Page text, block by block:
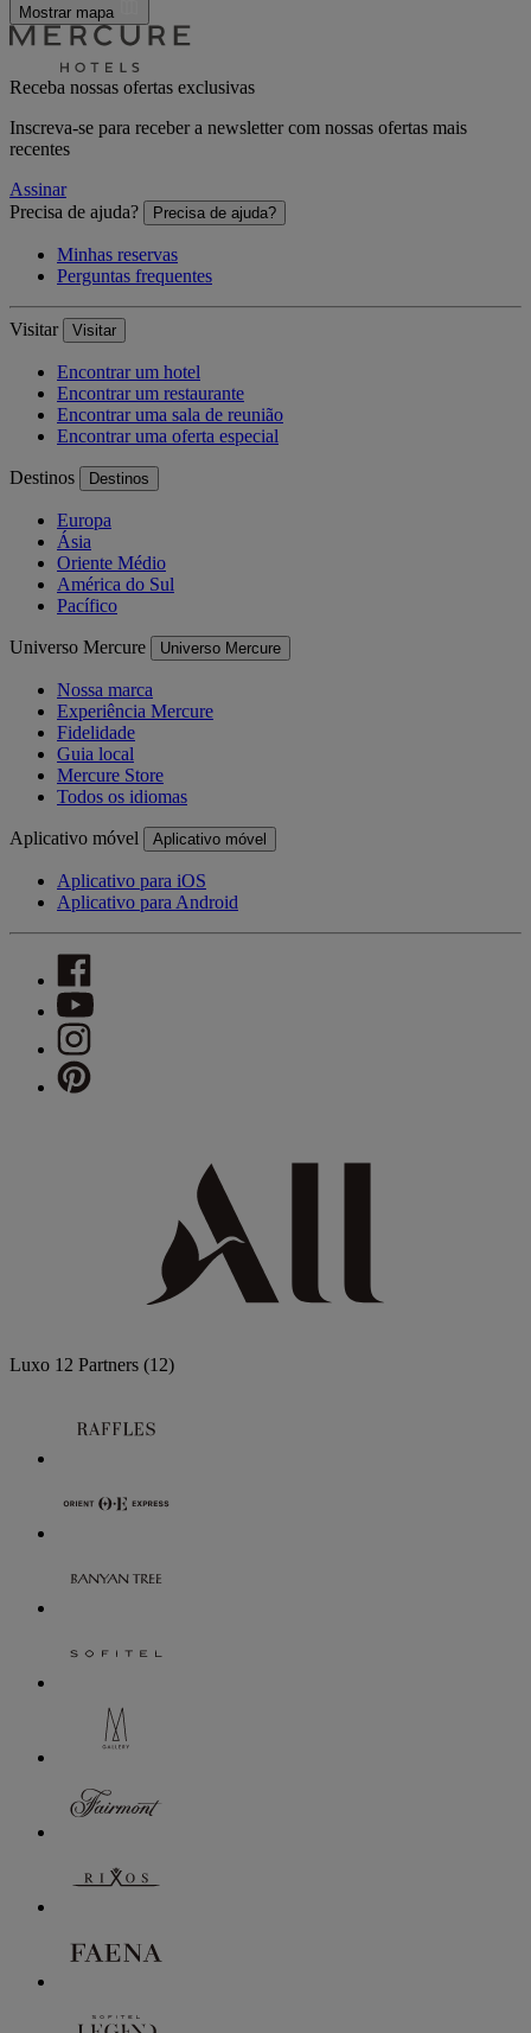
Mostrar mapa
Receba nossas ofertas exclusivas
Inscreva-se para receber a newsletter com nossas ofertas mais
recentes
Assinar
Precisa de ajuda?
Precisa de ajuda?
Minhas reservas
Perguntas frequentes
Visitar Visitar
Encontrar um hotel
Encontrar um restaurante
Encontrar uma sala de reunião
Encontrar uma oferta especial
Destinos Destinos
Europa
Ásia
Oriente Médio
América do Sul
Pacífico
Universo Mercure Universo Mercure
Nossa marca
Experiência Mercure
Fidelidade
Guia local
Mercure Store
Todos os idiomas
Aplicativo móvel Aplicativo móvel
Aplicativo para iOS
Aplicativo para Android
Luxo 12 Partners (12)